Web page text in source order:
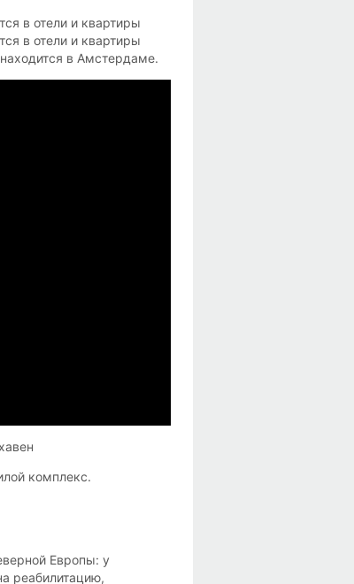
в отели и квартиры
в отели и квартиры
в Амстердаме.
комплекс.
Европы: у
реабилитацию,